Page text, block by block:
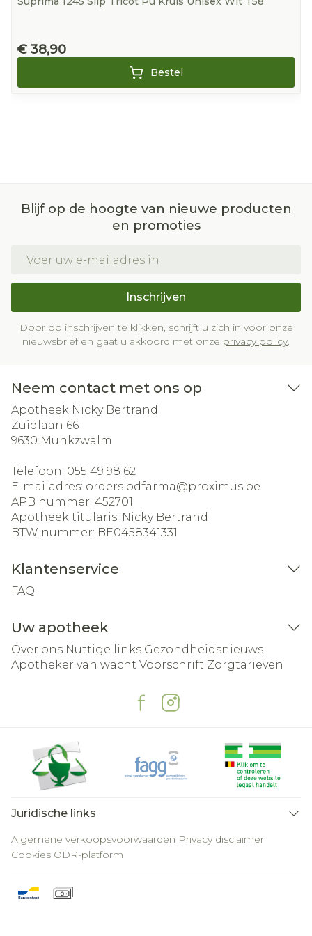
€ 38,90
Bestel
Blijf op de hoogte van nieuwe producten
en promoties
Inschrijven
Door op inschrijven te klikken, schrijft u zich in voor onze
nieuwsbrief en gaat u akkoord met onze privacy policy.
Neem contact met ons op
Apotheek Nicky Bertrand
Zuidlaan 66
9630 Munkzwalm
Telefoon: 055 49 98 62
E-mailadres: orders.bdfarma@proximus.be
APB nummer: 452701
Apotheek titularis: Nicky Bertrand
BTW nummer: BE0458341331
Klantenservice
FAQ
Uw apotheek
Over ons Nuttige links Gezondheidsnieuws
Apotheker van wacht Voorschrift Zorgtarieven
Juridische links
Algemene verkoopsvoorwaarden Privacy disclaimer
Cookies ODR-platform